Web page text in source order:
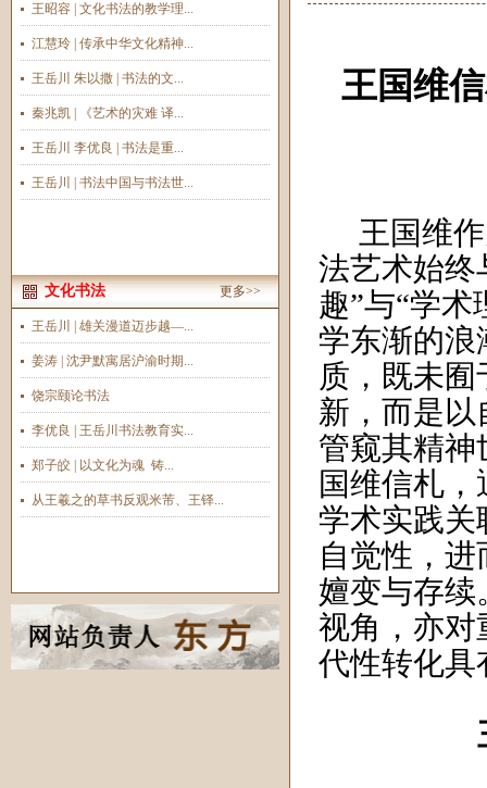
王昭容 | 文化书法的教学理...
江慧玲 | 传承中华文化精神...
王岳川 朱以撒 | 书法的文...
秦兆凯 | 《艺术的灾难 译...
王岳川 李优良 | 书法是重...
王岳川 | 书法中国与书法世...
文化书法 更多>>
王岳川 | 雄关漫道迈步越—...
姜涛 | 沈尹默寓居沪渝时期...
饶宗颐论书法
李优良 | 王岳川书法教育实...
郑子皎 | 以文化为魂 铸...
从王羲之的草书反观米芾、王铎...
王国维
王国维
法艺术始终
趣”与“学
学东渐的浪
质，既未
新，而是
管窥其精神
国维信札
学术实践关
自觉性，
嬗变与存续
视角，亦对
代性转化具